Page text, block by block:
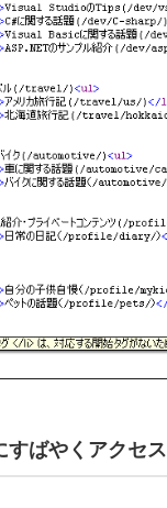
すばやくアクセス